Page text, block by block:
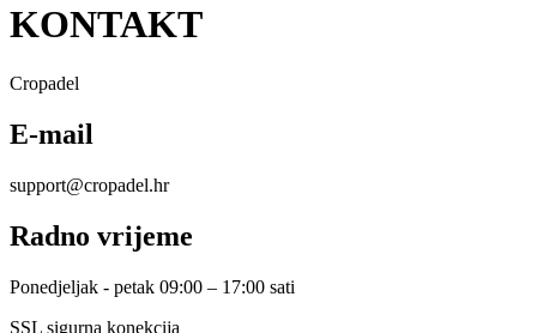
KONTAKT
Cropadel
E-mail
support@cropadel.hr
Radno vrijeme
Ponedjeljak - petak 09:00 – 17:00 sati
SSL sigurna konekcija